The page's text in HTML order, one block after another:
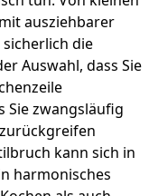
ausziehbarer
die
Auswahl, dass Sie
Sie zwangsläufig
kann sich in
harmonisches